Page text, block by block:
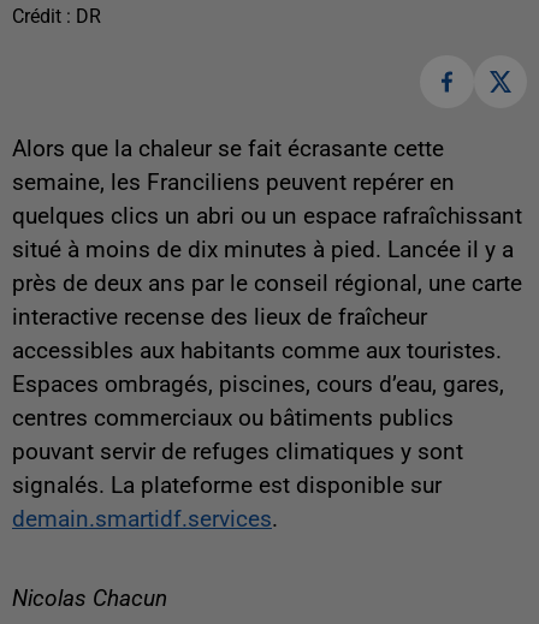
Crédit : DR
Alors que la chaleur se fait écrasante cette
semaine, les Franciliens peuvent repérer en
quelques clics un abri ou un espace rafraîchissant
situé à moins de dix minutes à pied. Lancée il y a
près de deux ans par le conseil régional, une carte
interactive recense des lieux de fraîcheur
accessibles aux habitants comme aux touristes.
Espaces ombragés, piscines, cours d’eau, gares,
centres commerciaux ou bâtiments publics
pouvant servir de refuges climatiques y sont
signalés. La plateforme est disponible sur
demain.smartidf.services.
Nicolas Chacun